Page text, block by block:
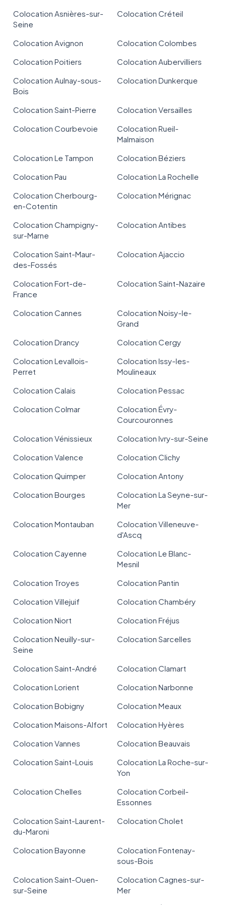
Colocation Asnières-sur-
Seine
Colocation Créteil
Colocation Avignon
Colocation Colombes
Colocation Poitiers
Colocation Aubervilliers
Colocation Aulnay-sous-
Bois
Colocation Dunkerque
Colocation Saint-Pierre
Colocation Versailles
Colocation Courbevoie
Colocation Rueil-
Malmaison
Colocation Le Tampon
Colocation Béziers
Colocation Pau
Colocation La Rochelle
Colocation Cherbourg-
en-Cotentin
Colocation Mérignac
Colocation Champigny-
sur-Marne
Colocation Antibes
Colocation Saint-Maur-
des-Fossés
Colocation Ajaccio
Colocation Fort-de-
France
Colocation Saint-Nazaire
Colocation Cannes
Colocation Noisy-le-
Grand
Colocation Drancy
Colocation Cergy
Colocation Levallois-
Perret
Colocation Issy-les-
Moulineaux
Colocation Calais
Colocation Pessac
Colocation Colmar
Colocation Évry-
Courcouronnes
Colocation Vénissieux
Colocation Ivry-sur-Seine
Colocation Valence
Colocation Clichy
Colocation Quimper
Colocation Antony
Colocation Bourges
Colocation La Seyne-sur-
Mer
Colocation Montauban
Colocation Villeneuve-
d'Ascq
Colocation Cayenne
Colocation Le Blanc-
Mesnil
Colocation Troyes
Colocation Pantin
Colocation Villejuif
Colocation Chambéry
Colocation Niort
Colocation Fréjus
Colocation Neuilly-sur-
Seine
Colocation Sarcelles
Colocation Saint-André
Colocation Clamart
Colocation Lorient
Colocation Narbonne
Colocation Bobigny
Colocation Meaux
Colocation Maisons-Alfort
Colocation Hyères
Colocation Vannes
Colocation Beauvais
Colocation Saint-Louis
Colocation La Roche-sur-
Yon
Colocation Chelles
Colocation Corbeil-
Essonnes
Colocation Saint-Laurent-
du-Maroni
Colocation Cholet
Colocation Bayonne
Colocation Fontenay-
sous-Bois
Colocation Saint-Ouen-
sur-Seine
Colocation Cagnes-sur-
Mer